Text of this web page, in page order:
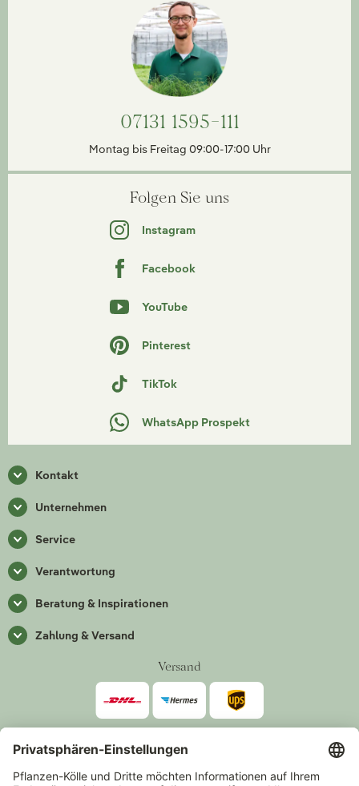
07131 1595-111
Montag bis Freitag 09:00-17:00 Uhr
Folgen Sie uns
Instagram
Facebook
YouTube
Pinterest
TikTok
WhatsApp Prospekt
Kontakt
Unternehmen
Service
Verantwortung
Beratung & Inspirationen
Zahlung & Versand
Versand
Zahlarten